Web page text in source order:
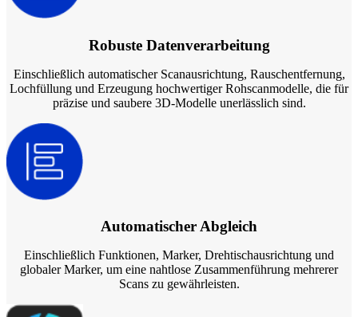
Robuste Datenverarbeitung
Einschließlich automatischer Scanausrichtung, Rauschentfernung,
Lochfüllung und Erzeugung hochwertiger Rohscanmodelle, die für
präzise und saubere 3D-Modelle unerlässlich sind.
Automatischer Abgleich
Einschließlich Funktionen, Marker, Drehtischausrichtung und
globaler Marker, um eine nahtlose Zusammenführung mehrerer
Scans zu gewährleisten.